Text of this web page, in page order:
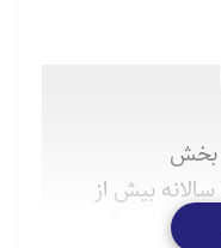
بخش
بیش از
سعودی درآمد